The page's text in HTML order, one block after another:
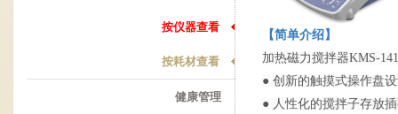
按仪器查看
按耗材查看
健康管理
【简单介绍】
加热磁力搅拌器KMS-
● 创新的触摸式操作盘
● 人性化的搅拌子存放